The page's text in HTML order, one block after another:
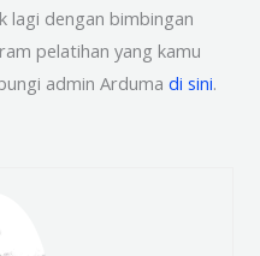
lagi dengan bimbingan
pelatihan yang kamu
admin Ardumadi sini.